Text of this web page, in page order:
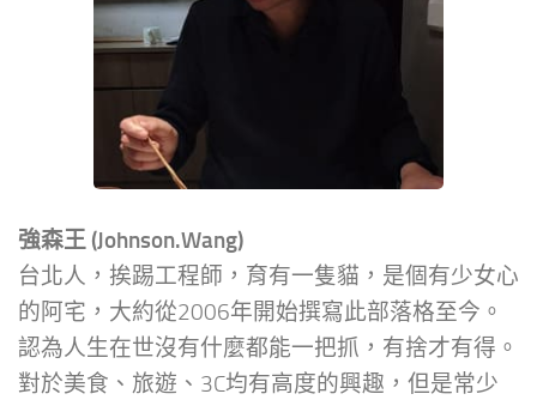
強森王 (Johnson.Wang)
台北人，挨踢工程師，育有一隻貓，是個有少女心
的阿宅，大約從2006年開始撰寫此部落格至今。
認為人生在世沒有什麼都能一把抓，有捨才有得。
對於美食、旅遊、3C均有高度的興趣，但是常少